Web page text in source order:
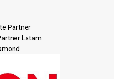
Partner
Latam